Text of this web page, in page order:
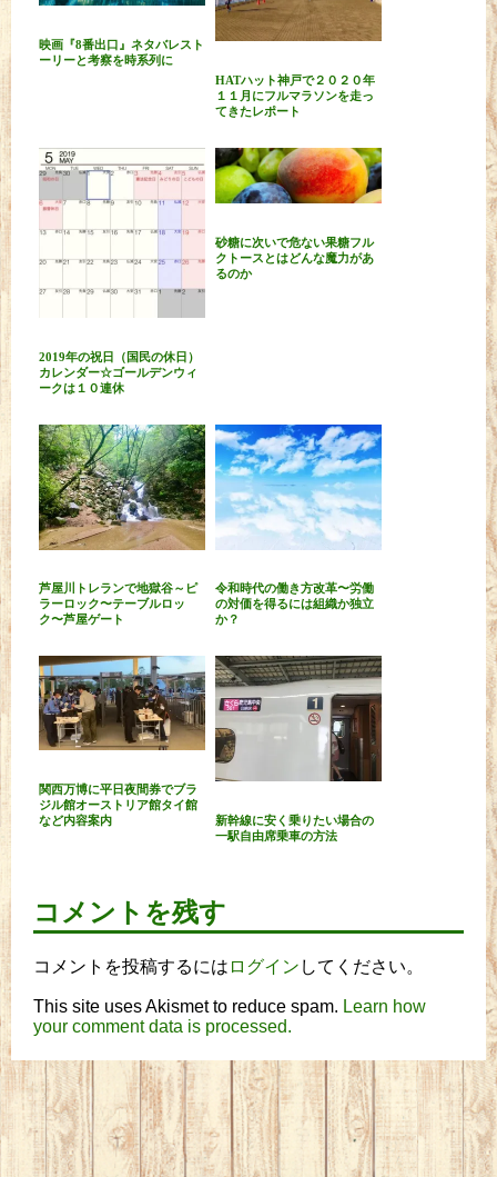
映画『8番出口』ネタバレスト
ーリーと考察を時系列に
HATハット神戸で２０２０年
１１月にフルマラソンを走っ
てきたレポート
2019年の祝日（国民の休日）
カレンダー☆ゴールデンウィ
ークは１０連休
砂糖に次いで危ない果糖フル
クトースとはどんな魔力があ
るのか
芦屋川トレランで地獄谷～ピ
ラーロック〜テーブルロッ
ク〜芦屋ゲート
令和時代の働き方改革〜労働
の対価を得るには組織か独立
か？
関西万博に平日夜間券でブラ
ジル館オーストリア館タイ館
など内容案内
新幹線に安く乗りたい場合の
一駅自由席乗車の方法
コメントを残す
コメントを投稿するには ログイン してください。
This site uses Akismet to reduce spam. Learn how
your comment data is processed.